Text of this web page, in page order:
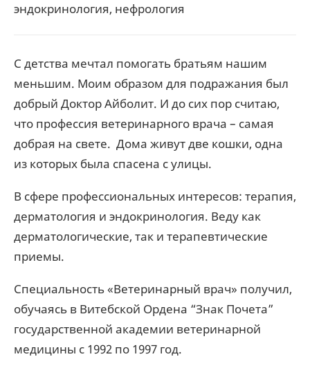
эндокринология, нефрология
С детства мечтал помогать братьям нашим
меньшим. Моим образом для подражания был
добрый Доктор Айболит. И до сих пор считаю,
что профессия ветеринарного врача – самая
добрая на свете. Дома живут две кошки, одна
из которых была спасена с улицы.
В сфере профессиональных интересов: терапия,
дерматология и эндокринология. Веду как
дерматологические, так и терапевтические
приемы.
Специальность «Ветеринарный врач» получил,
обучаясь в Витебской Ордена “Знак Почета”
государственной академии ветеринарной
медицины с 1992 по 1997 год.